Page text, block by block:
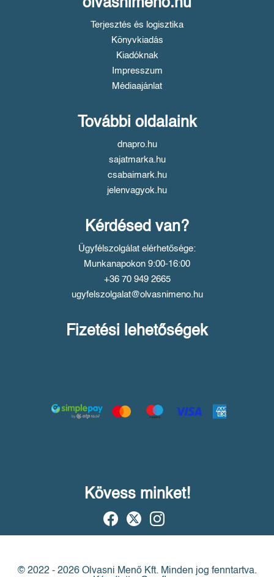
olvasnimeno.hu
Terjesztés és logisztika
Könyvkiadás
Kiadóknak
Impresszum
Médiaajánlat
További oldalaink
dnapro.hu
sajatmarka.hu
csabaimark.hu
jelenvagyok.hu
Kérdésed van?
Ügyfélszolgálat elérhetősége:
Munkanapokon 9:00-16:00
+36 70 949 2665
ugyfelszolgalat@olvasnimeno.hu
Fizetési lehetőségek
Kövess minket!
© 2022 - 2026 Olvasni Menő Kft. Minden jog fenntartva.